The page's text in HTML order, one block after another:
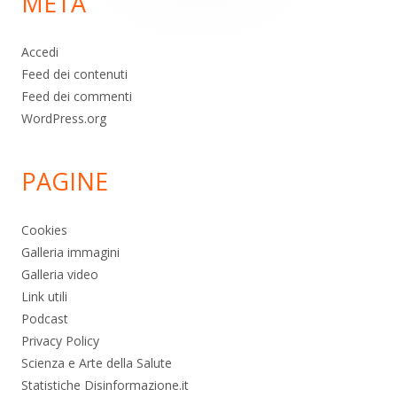
Accedi
Feed dei contenuti
Feed dei commenti
WordPress.org
PAGINE
Cookies
Galleria immagini
Galleria video
Link utili
Podcast
Privacy Policy
Scienza e Arte della Salute
Statistiche Disinformazione.it